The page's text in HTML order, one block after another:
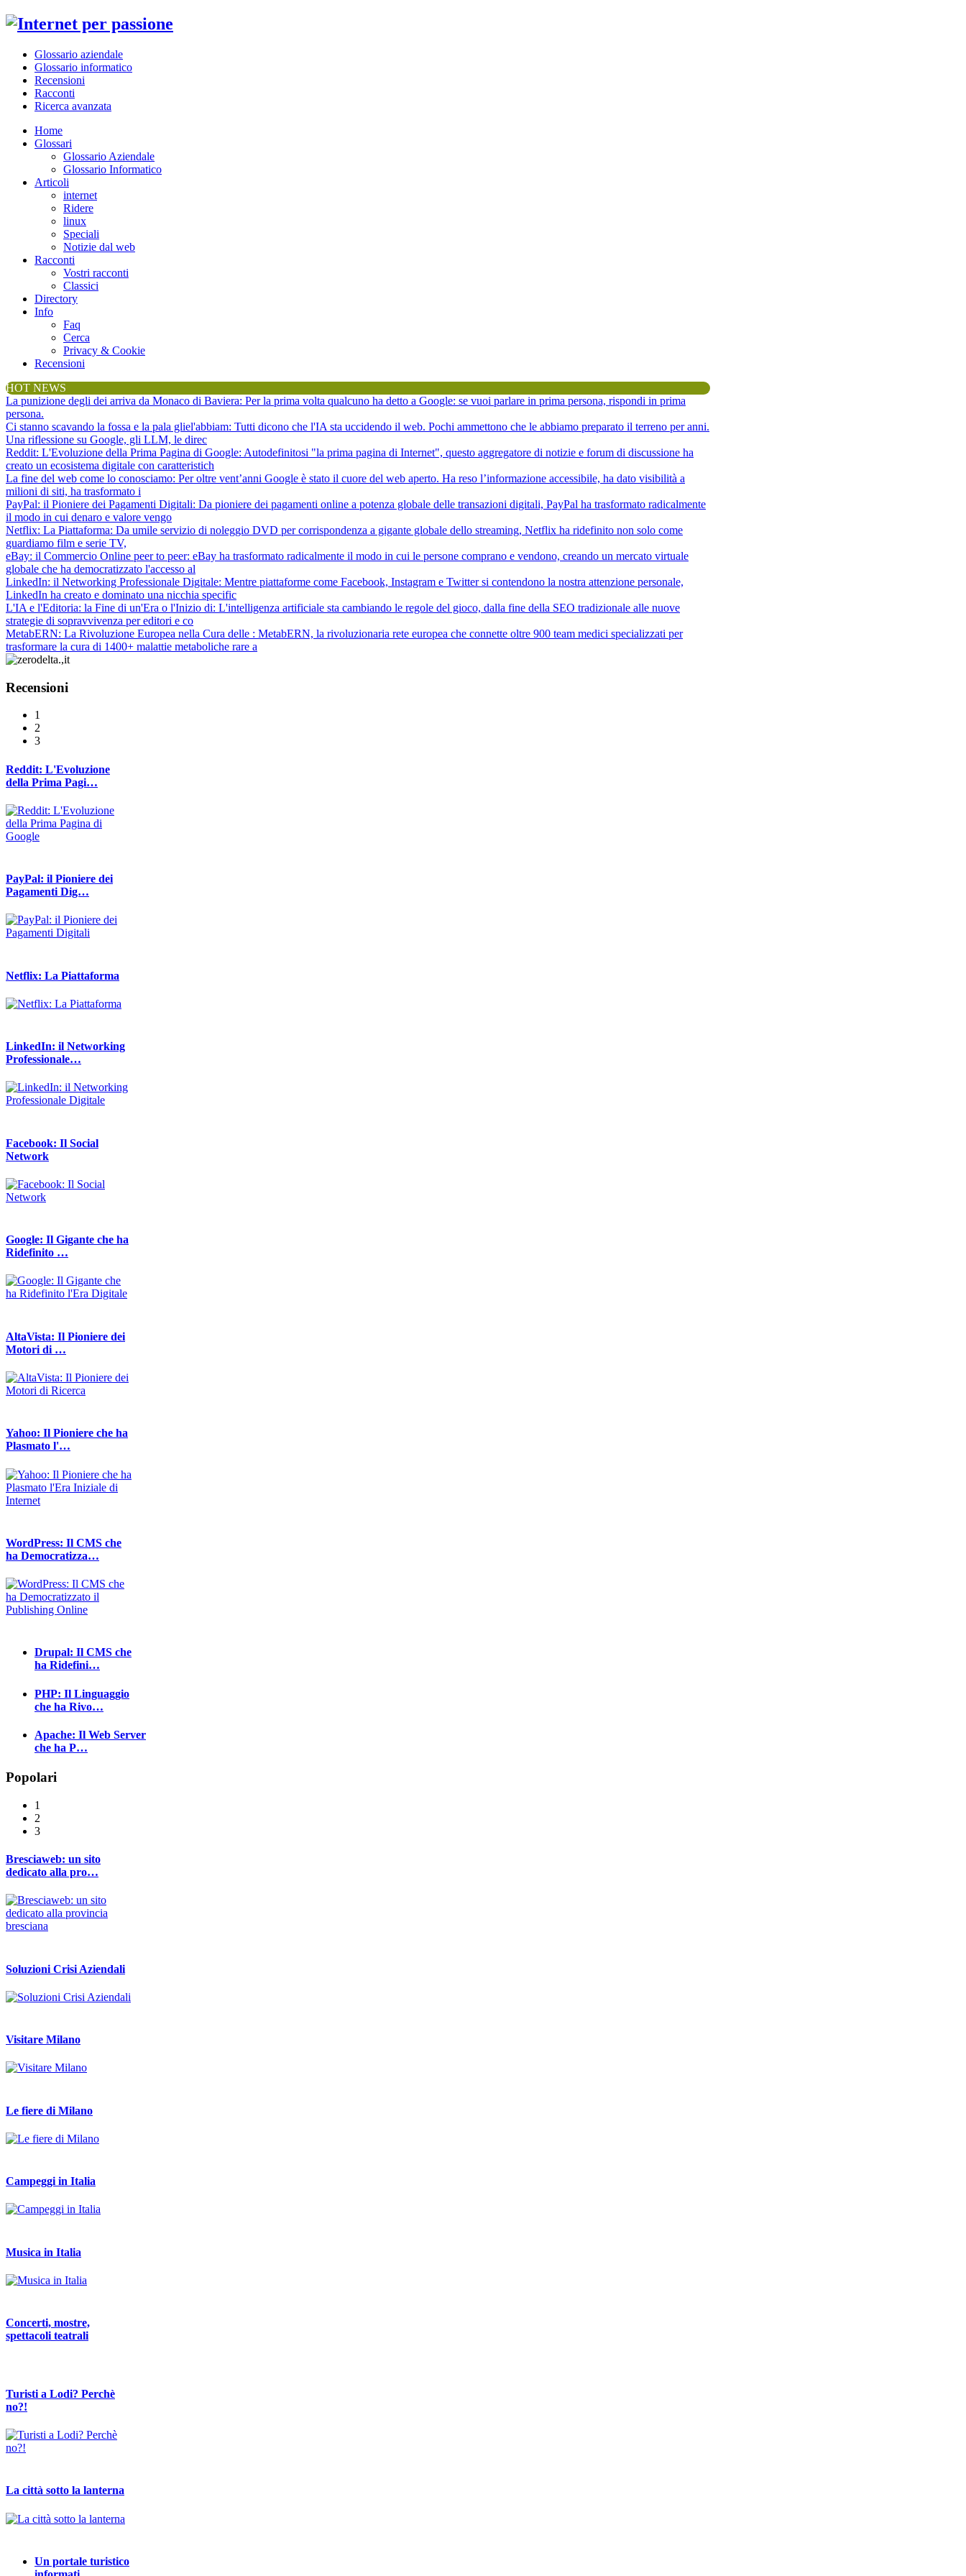
Glossario aziendale
Glossario informatico
Recensioni
Racconti
Ricerca avanzata
Home
Glossari
Glossario Aziendale
Glossario Informatico
Articoli
internet
Ridere
linux
Speciali
Notizie dal web
Racconti
Vostri racconti
Classici
Directory
Info
Faq
Cerca
Privacy & Cookie
Recensioni
HOT NEWS
La punizione degli dei arriva da Monaco di Baviera: Per la prima volta qualcuno ha detto a Google: se vuoi parlare in prima persona, rispondi in prima
persona.
Ci stanno scavando la fossa e la pala gliel'abbiam: Tutti dicono che l'IA sta uccidendo il web. Pochi ammettono che le abbiamo preparato il terreno per anni.
Una riflessione su Google, gli LLM, le direc
Reddit: L'Evoluzione della Prima Pagina di Google: Autodefinitosi "la prima pagina di Internet", questo aggregatore di notizie e forum di discussione ha
creato un ecosistema digitale con caratteristich
La fine del web come lo conosciamo: Per oltre vent’anni Google è stato il cuore del web aperto. Ha reso l’informazione accessibile, ha dato visibilità a
milioni di siti, ha trasformato i
PayPal: il Pioniere dei Pagamenti Digitali: Da pioniere dei pagamenti online a potenza globale delle transazioni digitali, PayPal ha trasformato radicalmente
il modo in cui denaro e valore vengo
Netflix: La Piattaforma: Da umile servizio di noleggio DVD per corrispondenza a gigante globale dello streaming, Netflix ha ridefinito non solo come
guardiamo film e serie TV,
eBay: il Commercio Online peer to peer: eBay ha trasformato radicalmente il modo in cui le persone comprano e vendono, creando un mercato virtuale
globale che ha democratizzato l'accesso al
LinkedIn: il Networking Professionale Digitale: Mentre piattaforme come Facebook, Instagram e Twitter si contendono la nostra attenzione personale,
LinkedIn ha creato e dominato una nicchia specific
L'IA e l'Editoria: la Fine di un'Era o l'Inizio di: L'intelligenza artificiale sta cambiando le regole del gioco, dalla fine della SEO tradizionale alle nuove
strategie di sopravvivenza per editori e co
MetabERN: La Rivoluzione Europea nella Cura delle : MetabERN, la rivoluzionaria rete europea che connette oltre 900 team medici specializzati per
trasformare la cura di 1400+ malattie metaboliche rare a
Recensioni
1
2
3
Reddit: L'Evoluzione
della Prima Pagi…
PayPal: il Pioniere dei
Pagamenti Dig…
Netflix: La Piattaforma
LinkedIn: il Networking
Professionale…
Facebook: Il Social
Network
Google: Il Gigante che ha
Ridefinito …
AltaVista: Il Pioniere dei
Motori di …
Yahoo: Il Pioniere che ha
Plasmato l'…
WordPress: Il CMS che
ha Democratizza…
Drupal: Il CMS che
ha Ridefini…
PHP: Il Linguaggio
che ha Rivo…
Apache: Il Web Server
che ha P…
Popolari
1
2
3
Bresciaweb: un sito
dedicato alla pro…
Soluzioni Crisi Aziendali
Visitare Milano
Le fiere di Milano
Campeggi in Italia
Musica in Italia
Concerti, mostre,
spettacoli teatrali
Turisti a Lodi? Perchè
no?!
La città sotto la lanterna
Un portale turistico